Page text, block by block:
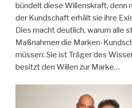
bündelt diese Willenskraft, denn
der Kundschaft erhält sie ihre
Dies macht deutlich, warum alle
Maßnahmen die Marken-
müssen: Sie ist Träger des
besitzt den Willen zur Marke…